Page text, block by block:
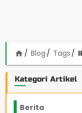
home Blog Tags
Kategori Artikel
Berita